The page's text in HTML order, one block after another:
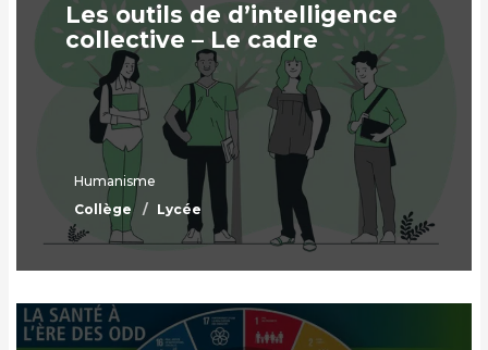
Les outils de d’intelligence
collective – Le cadre
Humanisme
Collège
Lycée